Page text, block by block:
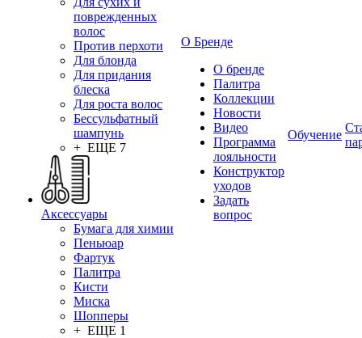
поврежденных
волос
Против перхоти
Для блонда
Для придания
блеска
Для роста волос
Бессульфатный
шампунь
+ ЕЩЕ 7
Аксессуары
Бумага для химии
Пеньюар
Фартук
Палитра
Кисти
Миска
Шопперы
+ ЕЩЕ 1
О Бренде
О бренде
Палитра
Коллекции
Новости
Видео
Программа
лояльности
Конструктор
уходов
Задать
вопрос
Обучение